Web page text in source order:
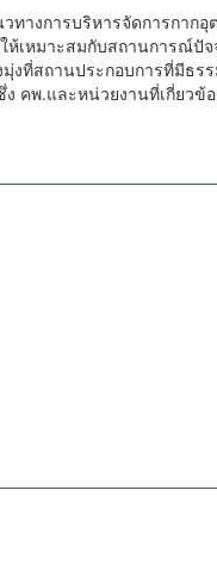
ทางการบริหารจัดการกาก
ห้เหมาะสมกับสถานการณ์
งที่สถานประกอบการที่มีธ
คพ.และหน่วยงานที่เกี่ยวข้